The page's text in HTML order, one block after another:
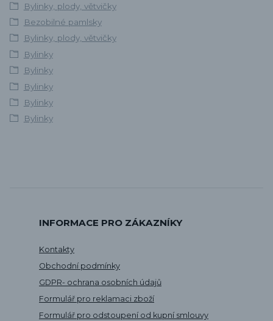
Bylinky, plody, větvičky
Bezobilné pamlsky
Bylinky, plody, větvičky
Bylinky
Bylinky
Bylinky
Bylinky
Bylinky
INFORMACE PRO ZÁKAZNÍKY
Kontakty
Obchodní podmínky
GDPR- ochrana osobních údajů
Formulář pro reklamaci zboží
Formulář pro odstoupení od kupní smlouvy